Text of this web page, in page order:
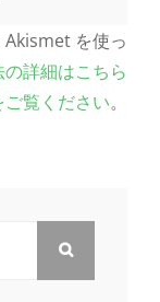
Akismet を使っ
詳細はこちら
ご覧ください。